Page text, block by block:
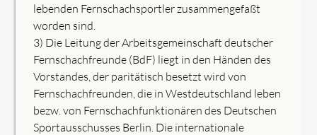
lebenden Fernschachsportler zusammengefaßt
worden sind.
3) Die Leitung der Arbeitsgemeinschaft deutscher
Fernschachfreunde (BdF) liegt in den Händen des
Vorstandes, der paritätisch besetzt wird von
Fernschachfreunden, die in Westdeutschland leben
bezw. von Fernschachfunktionären des Deutschen
Sportausschusses Berlin. Die internationale